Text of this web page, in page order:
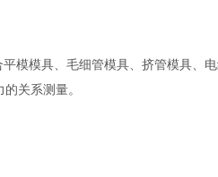
模模具、毛细管模具、挤管模具、
关系测量。